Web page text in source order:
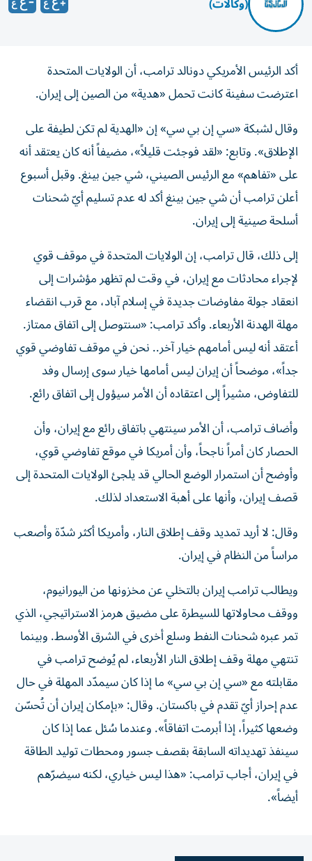
أكد الرئيس الأمريكي دونالد ترامب، أن الولايات المتحدة
اعترضت سفينة كانت تحمل «هدية» من الصين إلى إيران.
وقال لشبكة «سي إن بي سي» إن «الهدية لم تكن لطيفة على
الإطلاق». وتابع: «لقد فوجئت قليلاً»، مضيفاً أنه كان يعتقد أنه
على «تفاهم» مع الرئيس الصيني، شي جين بينغ. وقبل أسبوع
أعلن ترامب أن شي جين بينغ أكد له عدم تسليم أيّ شحنات
أسلحة صينية إلى إيران.
إلى ذلك، قال ترامب، إن الولايات المتحدة في موقف قوي
لإجراء محادثات مع إيران، في وقت لم تظهر مؤشرات إلى
انعقاد جولة مفاوضات جديدة في إسلام آباد، مع قرب انقضاء
مهلة الهدنة الأربعاء. وأكد ترامب: «سنتوصل إلى اتفاق ممتاز.
أعتقد أنه ليس أمامهم خيار آخر.. نحن في موقف تفاوضي قوي
جداً»، موضحاً أن إيران ليس أمامها خيار سوى إرسال وفد
للتفاوض، مشيراً إلى اعتقاده أن الأمر سيؤول إلى اتفاق رائع.
وأضاف ترامب، أن الأمر سينتهي باتفاق رائع مع إيران، وأن
الحصار كان أمراً ناجحاً، وأن أمريكا في موقع تفاوضي قوي،
وأوضح أن استمرار الوضع الحالي قد يلجئ الولايات المتحدة إلى
قصف إيران، وأنها على أهبة الاستعداد لذلك.
وقال: لا أريد تمديد وقف إطلاق النار، وأمريكا أكثر شدّة وأصعب
مراساً من النظام في إيران.
ويطالب ترامب إيران بالتخلي عن مخزونها من اليورانيوم،
ووقف محاولاتها للسيطرة على مضيق هرمز الاستراتيجي، الذي
تمر عبره شحنات النفط وسلع أخرى في الشرق الأوسط. وبينما
تنتهي مهلة وقف إطلاق النار الأربعاء، لم يُوضح ترامب في
مقابلته مع «سي إن بي سي» ما إذا كان سيمدّد المهلة في حال
عدم إحراز أيّ تقدم في باكستان. وقال: «بإمكان إيران أن تُحسّن
وضعها كثيراً، إذا أبرمت اتفاقاً». وعندما سُئل عما إذا كان
سينفذ تهديداته السابقة بقصف جسور ومحطات توليد الطاقة
في إيران، أجاب ترامب: «هذا ليس خياري، لكنه سيضرّهم
أيضاً».